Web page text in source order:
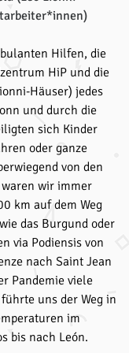
Hilfen, die
HiP und die
Häuser) jedes
und durch die
sich Kinder
oder ganze
von den
wir immer
km auf dem Weg
das Burgund oder
via Podiensis von
nach Saint Jean
Pandemie viele
uns der Weg in
im
bis nach León.